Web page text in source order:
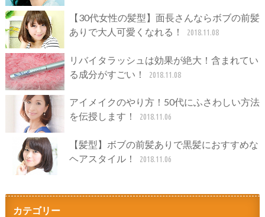
【30代女性の髪型】面長さんならボブの前髪
ありで大人可愛くなれる！
2018.11.08
リバイタラッシュは効果が絶大！含まれてい
る成分がすごい！
2018.11.08
アイメイクのやり方！50代にふさわしい方法
を伝授します！
2018.11.06
【髪型】ボブの前髪ありで黒髪におすすめな
ヘアスタイル！
2018.11.06
カテゴリー